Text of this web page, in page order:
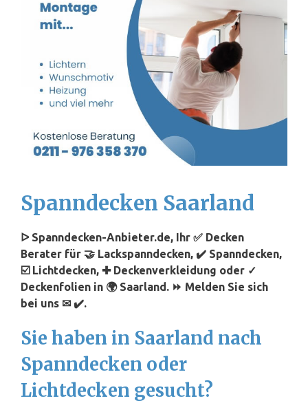
Spanndecken Saarland
ᐅ Spanndecken-Anbieter.de, Ihr ✅ Decken
Berater für 🤝 Lackspanndecken, ✔️ Spanndecken,
☑️ Lichtdecken, ✚ Deckenverkleidung oder ✓
Deckenfolien in 🌍 Saarland. ⏩ Melden Sie sich
bei uns ✉ ✔️.
Sie haben in Saarland nach
Spanndecken oder
Lichtdecken gesucht?